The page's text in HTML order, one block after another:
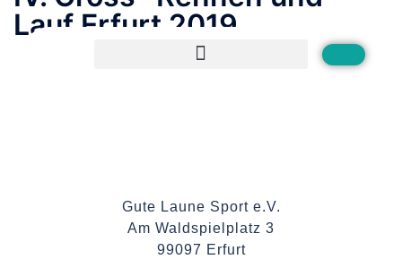
Lauf Erfurt 2019
Gute Laune Sport e.V.
Am Waldspielplatz 3
99097 Erfurt